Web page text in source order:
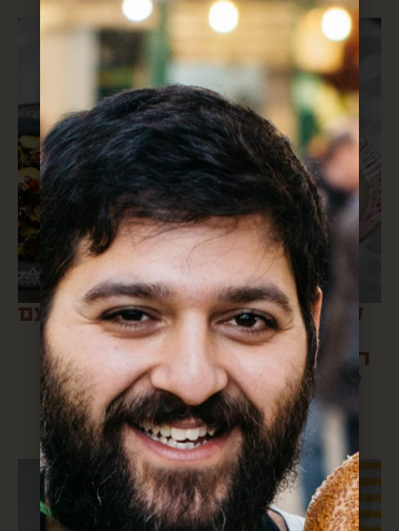
סלט חצילים עם
רימון, מנגו
ונענע
סלט חצילים
שרופים עם
רימונים ונענע
לראש השנה